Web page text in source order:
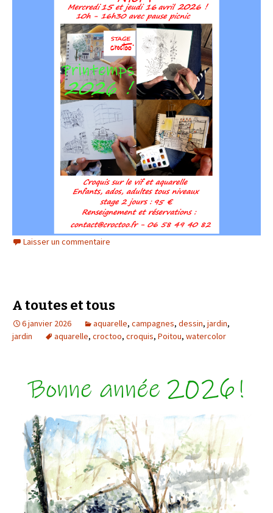
Laisser un commentaire
A toutes et tous
6 janvier 2026 aquarelle, campagnes, dessin, jardin,
jardin
aquarelle, croctoo, croquis, Poitou, watercolor